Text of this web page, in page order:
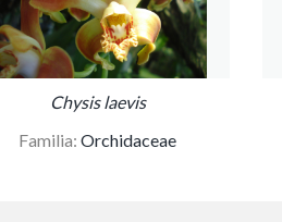
Chysis laevis
Familia:Orchidaceae